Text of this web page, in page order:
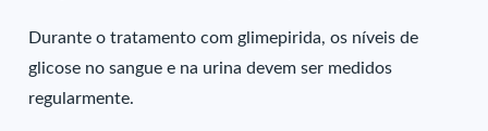
Durante o tratamento com glimepirida, os níveis de
glicose no sangue e na urina devem ser medidos
regularmente.